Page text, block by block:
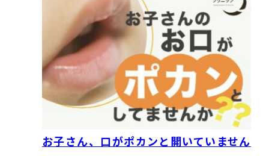
お子さん、口がポカンと開いていません